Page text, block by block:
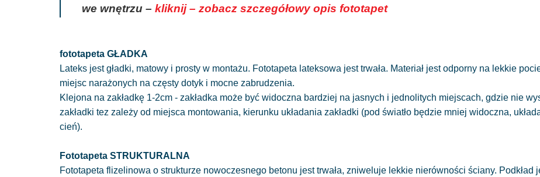
we wnętrzu – kliknij – zobacz szczegółowy opis fototapet
fototapeta GŁADKA
Lateks jest gładki, matowy i prosty w montażu. Fototapeta lateksowa jest trwała. Materiał jest odporny na lekkie
miejsc narażonych na częsty dotyk i mocne zabrudzenia.
Klejona na zakładkę 1-2cm - zakładka może być widoczna bardziej na jasnych i jednolitych miejscach, gdzie nie
zakładki tez zależy od miejsca montowania, kierunku układania zakładki (pod światło będzie mniej widoczna,
cień).
Fototapeta STRUKTURALNA
Fototapeta flizelinowa o strukturze nowoczesnego betonu jest trwała, zniweluje lekkie nierówności ściany. Podkład